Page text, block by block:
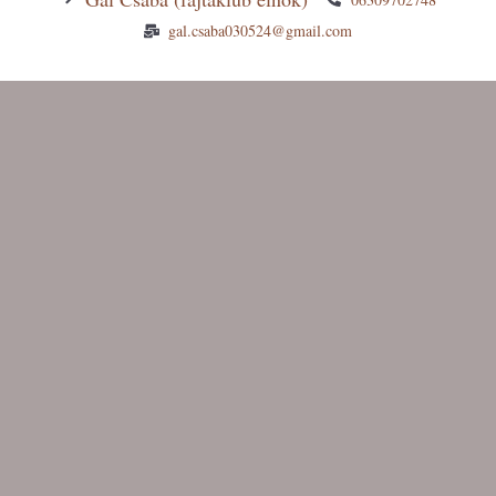
gal.csaba030524@gmail.com